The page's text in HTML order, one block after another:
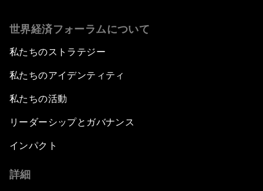
世界経済フォーラムについて
私たちのストラテジー
私たちのアイデンティティ
私たちの活動
リーダーシップとガバナンス
インパクト
詳細